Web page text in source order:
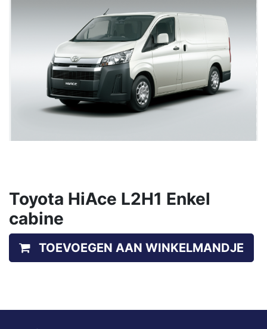
Toyota HiAce L2H1 Enkel
cabine
TOEVOEGEN AAN WINKELMANDJE